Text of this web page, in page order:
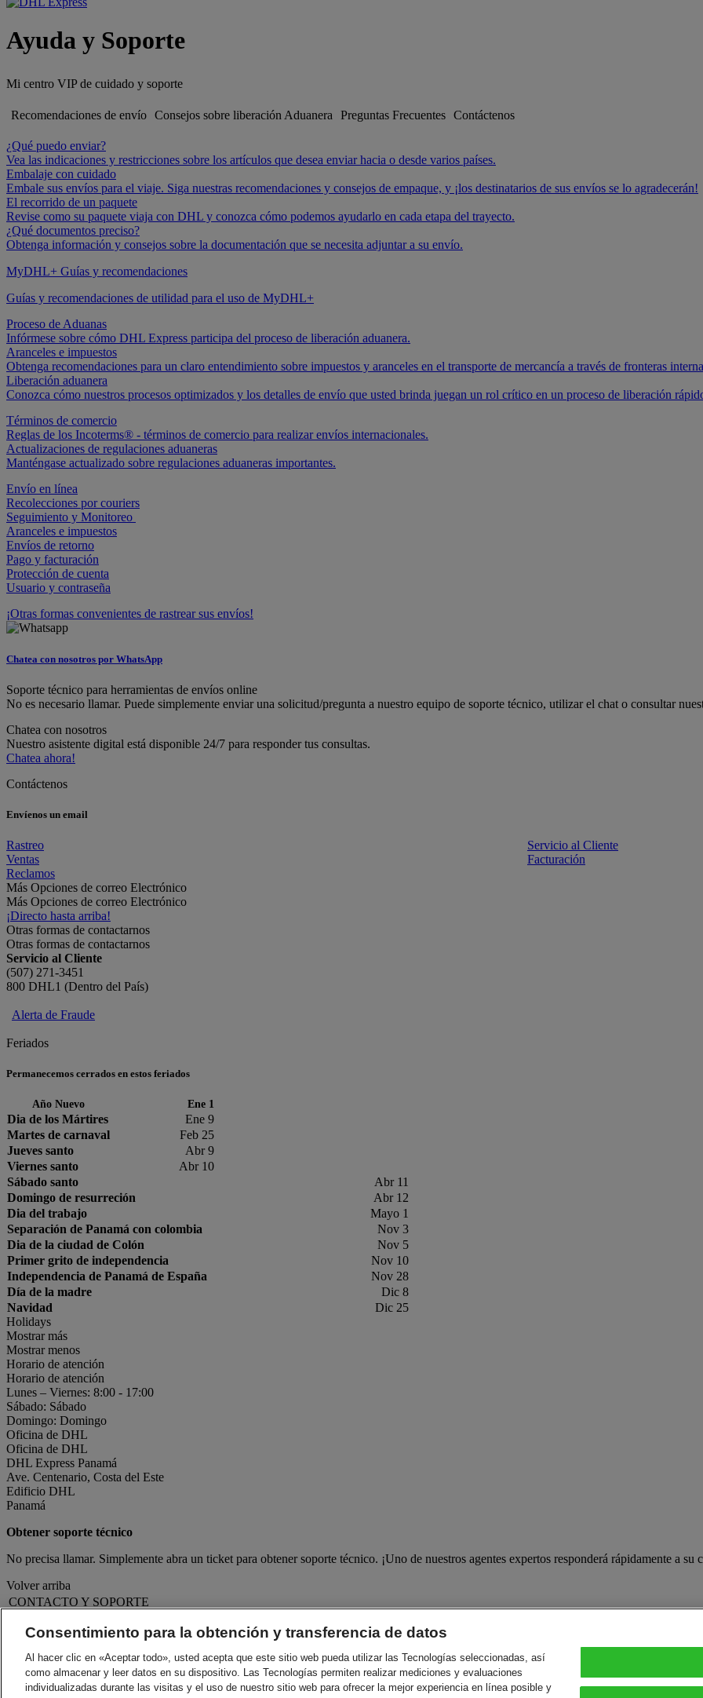
Ayuda y Soporte
Mi centro VIP de cuidado y soporte
Recomendaciones de envío Consejos sobre liberación Aduanera Preguntas Frecuentes Contáctenos
¿Qué puedo enviar?
Vea las indicaciones y restricciones sobre los artículos que desea enviar hacia o desde varios países.
Embalaje con cuidado
Embale sus envíos para el viaje. Siga nuestras recomendaciones y consejos de empaque, y ¡los destinatarios de sus envíos se lo agradecerán!
El recorrido de un paquete
Revise como su paquete viaja con DHL y conozca cómo podemos ayudarlo en cada etapa del trayecto.
¿Qué documentos preciso?
Obtenga información y consejos sobre la documentación que se necesita adjuntar a su envío.
MyDHL+ Guías y recomendaciones
Guías y recomendaciones de utilidad para el uso de MyDHL+
Proceso de Aduanas
Infórmese sobre cómo DHL Express participa del proceso de liberación aduanera.
Aranceles e impuestos
Obtenga recomendaciones para un claro entendimiento sobre impuestos y aranceles en el transporte de mercancía a través de fronteras
Liberación aduanera
Conozca cómo nuestros procesos optimizados y los detalles de envío que usted brinda juegan un rol crítico en un proceso de liberación
Términos de comercio
Reglas de los Incoterms® - términos de comercio para realizar envíos internacionales.
Actualizaciones de regulaciones aduaneras
Manténgase actualizado sobre regulaciones aduaneras importantes.
Envío en línea
Recolecciones por couriers
Seguimiento y Monitoreo
Aranceles e impuestos
Envíos de retorno
Pago y facturación
Protección de cuenta
Usuario y contraseña
¡Otras formas convenientes de rastrear sus envíos!
Chatea con nosotros por WhatsApp
Soporte técnico para herramientas de envíos online
No es necesario llamar. Puede simplemente enviar una solicitud/pregunta a nuestro equipo de soporte técnico, utilizar el chat o consultar
Chatea con nosotros
Nuestro asistente digital está disponible 24/7 para responder tus consultas.
Chatea ahora!
Contáctenos
Envíenos un email
Rastreo
Servicio al Cliente
Ventas
Facturación
Reclamos
Más Opciones de correo Electrónico
Más Opciones de correo Electrónico
¡Directo hasta arriba!
Otras formas de contactarnos
Otras formas de contactarnos
Servicio al Cliente
(507) 271-3451
800 DHL1 (Dentro del País)
Alerta de Fraude
Feriados
Permanecemos cerrados en estos feriados
Año Nuevo Ene 1
Dia de los Mártires
Ene 9
Martes de carnaval
Feb 25
Jueves santo
Abr 9
Viernes santo
Abr 10
Sábado santo
Abr 11
Domingo de resurreción
Abr 12
Dia del trabajo
Mayo 1
Separación de Panamá con colombia
Nov 3
Dia de la ciudad de Colón
Nov 5
Primer grito de independencia
Nov 10
Independencia de Panamá de España
Nov 28
Día de la madre
Dic 8
Navidad
Dic 25
Holidays
Mostrar más
Mostrar menos
Horario de atención
Horario de atención
Lunes – Viernes: 8:00 - 17:00
Sábado: Sábado
Domingo: Domingo
Oficina de DHL
Oficina de DHL
DHL Express Panamá
Ave. Centenario, Costa del Este
Edificio DHL
Panamá
Obtener soporte técnico
No precisa llamar. Simplemente abra un ticket para obtener soporte técnico. ¡Uno de nuestros agentes expertos responderá rápidamente a su
Volver arriba
CONTACTO Y SOPORTE
Preguntas Frecuentes
Encontrar una ubicación
LEGAL
Términos y Condiciones
Acerca de DHL
Prensa
Carreras
Consentimiento para la obtención y transferencia de datos
Al hacer clic en «Aceptar todo», usted acepta que este sitio web pueda utilizar las Tecnologías seleccionadas, así
como almacenar y leer datos en su dispositivo. Las Tecnologías permiten realizar mediciones y evaluaciones
individualizadas durante las visitas y el uso de nuestro sitio web para ofrecer la mejor experiencia en línea posible y